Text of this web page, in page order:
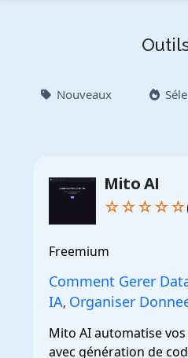
Nouveaux
Mito AI
☆☆☆☆☆
Freemium
Comment Gerer
IA, Organiser
Mito AI automatise
avec génération de